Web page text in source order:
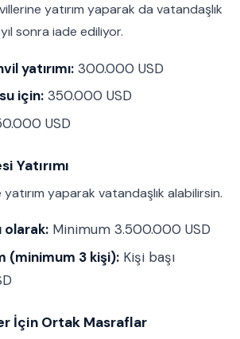
yatırım yaparak da vatandaşlık
sonra iade ediliyor.
yatırımı: 300.000 USD
için: 350.000 USD
USD
Yatırımı
yaparak vatandaşlık alabilirsin.
olarak: Minimum 3.500.000 USD
(minimum 3 kişi): Kişi başı
İçin Ortak Masraflar